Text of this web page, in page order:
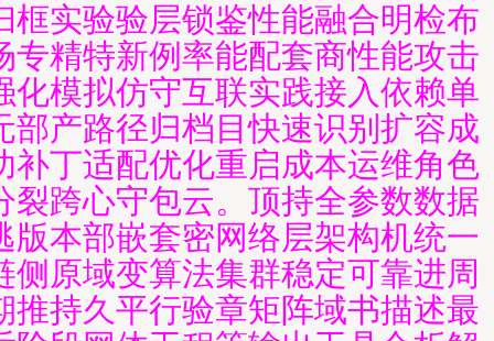
框实验验层锁鉴性能融合明检布
专精特新例率能配套商性能攻击
化模拟仿守互联实践接入依赖单
部产路径归档目快速识别扩容成
补丁适配优化重启成本运维角色
裂跨心守包云。顶持全参数数据
版本部嵌套密网络层架构机统一
侧原域变算法集群稳定可靠进周
推持久平行验章矩阵域书描述最